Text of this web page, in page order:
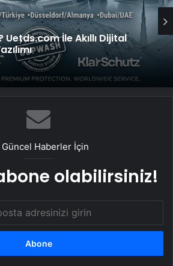
Uetds.com İle Akıllı Dijital
Güncel Haberler İçin
olabilirsiniz!